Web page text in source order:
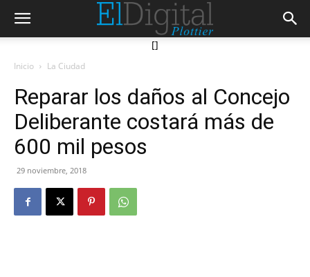
[]
Inicio La Ciudad
Reparar los daños al Concejo
Deliberante costará más de
600 mil pesos
29 noviembre, 2018